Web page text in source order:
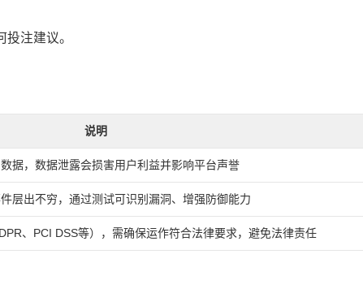
注建议。
说明
据，数据泄露会损害用户利益并影响平台声誉
层出不穷，通过测试可识别漏洞、增强防御能力
、PCI DSS等），需确保运作符合法律要求，避免法律责任